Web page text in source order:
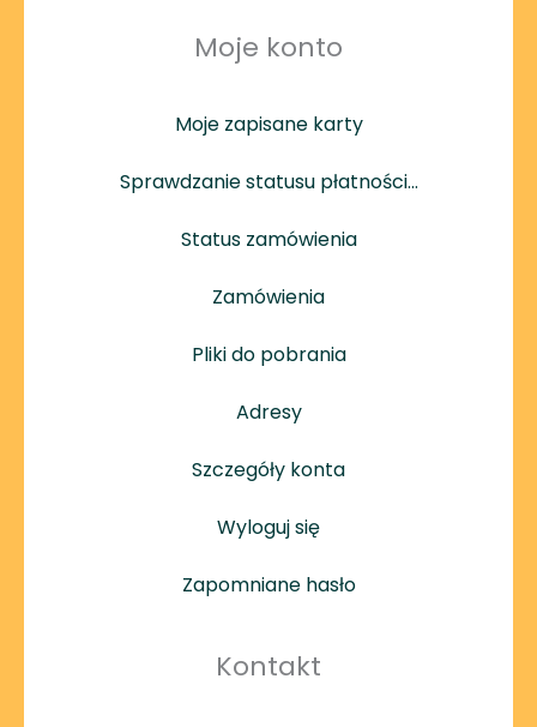
Moje konto
Moje zapisane karty
Sprawdzanie statusu płatności…
Status zamówienia
Zamówienia
Pliki do pobrania
Adresy
Szczegóły konta
Wyloguj się
Zapomniane hasło
Kontakt